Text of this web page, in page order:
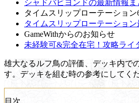
シャドバビヨンドの最新情報ま
タイムスリップローテーション
タイムスリップローテーショ
GameWithからのお知らせ
未経験可&完全在宅！攻略ライ
雄大なるルフ鳥の評価、デッキ内で
す。デッキを組む時の参考にしてく
目次